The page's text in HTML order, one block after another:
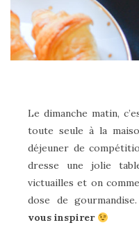
Le dimanche matin,
toute seule à la
déjeuner de
dresse une jolie
victuailles et on
dose de gourmandise.
vous inspirer